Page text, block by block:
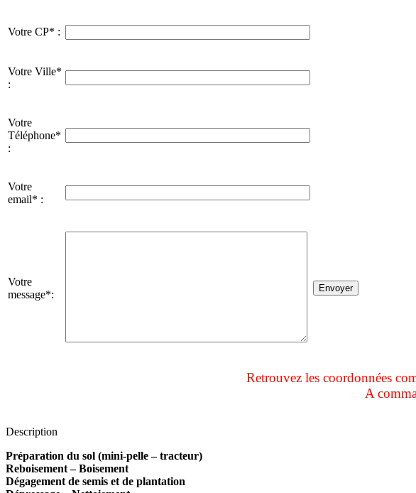
Votre CP* :
Votre Ville*
:
Votre
Téléphone*
:
Votre
email* :
Votre
message*:
Retrouvez les coordonnées
A
Description
Préparation du sol (mini-pelle – tracteur)
Reboisement – Boisement
Dégagement de semis et de plantation